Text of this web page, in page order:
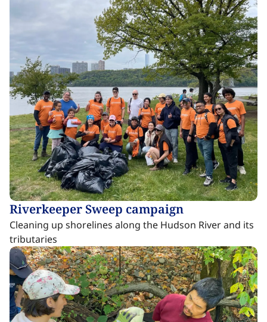
Riverkeeper Sweep campaign​​​​‌ ‍ ​‍​‍‌‍ ‌ ​‍‌‍‍‌‌‍‌ ‌‍‍‌‌‍ ‍​‍​‍​ ‍‍​‍​‍‌ ​ ‌‍​‌‌‍ ‍‌‍‍‌‌ ‌​‌ ‍‌​‍ ‍‌‍‍‌‌‍ ​‍​‍​‍ ​​‍​‍‌‍‍​‌ ​‍‌‍‌‌‌‍‌‍​‍​‍​ ‍‍​‍​‍‌‍‍​‌ ‌​‌ ‌​‌ ​​‌ ​ ​ ‍‍​‍ ​‍ ‌‍​ ‌‍ ‌‌ ​ ​‍ ‍‌‍ ‌‌‍​‌‌‍‍‌‌‍ ‍​‍ ‍​ ​‍​ ​​​ ​‍​ ‌​‌ ​‍‌‍‌‌‌‍‌​‌‍‌‌‌ ​ ‌‍‍‌‌‍‌ ‌‍ ‍​‍ ‍‌ ​‍‌‍‍‌‌ ‌‍‌‍‌‌‌ ​‍‌‍‍ ‌‍‌‌‌‍‌‌‌ ​​‌‍‌‌‌ ​‍​‍ ‍‌‍ ‌ ​‍‌‍‌ ​‍ ‌‍‍‌‌‍ ‍‌ ‌​‌‍‌‌‌‍ ‍‌ ‌​​‍ ‌‍‌‌‌‍‌​‌‍‍‌‌ ‌​​‍ ‌‍ ‌‌‍ ‌‍‌​‌‍‌‌​ ‌‌ ​​‌ ​‍‌‍‌‌‌ ​ ‌‍‌‌‌‍ ‍‌ ‌​‌‍​‌‌ ‌​‌‍‍‌‌‍ ‌‍ ‍​ ‍ ‌‍‍‌‌‍‌​​ ‌‌‍‌‌‌‍‌​​ ​​​ ‍​​ ​​​ ​‌‌‍​‍​ ‌‌​‍ ‌​ ‌​‌‍‌​​ ‌‌​ ‌​​‍ ‌​ ‌​​ ‌‍‌‍‌‌​ ‌‍​‍ ‌​ ‍​​ ‍​‌‍​‌​ ‌‌​‍ ‌​ ‌‍​ ​​‌‍​‌‌‍​‌‌‍‌‍​ ‌​​ ​ ​ ‌‍​ ‌‌​ ​​​ ​​​ ‌ ​ ‍ ‌ ‌​‌ ‍‌‌ ​​‌‍‌‌​ ‌‌‍​ ‌‍​‌‌‍ ‌‌ ​​‌‍​‌‌‍‍‌‌‍‌ ‌‍ ‍​ ‍ ‌ ​​‌‍​‌‌ ‌​‌‍‍​​ ‌‌ ‌​‌‍‍‌‌ ‌​‌‍ ​‌‍‌‌​ ‌‍​‍‌‍​‌‌ ​ ‌‍‌‌‌‌‌‌‌ ​‍‌‍ ​​ ‌‌‍‍​‌ ‌​‌ ‌​‌ ​​‌ ​ ​‍‌‌​ ​ ‌​​‌​‍‌‌​ ​‍‌​‌‍​‍‌‌​ ​‍‌​‌‍‌‍​ ‌‍ ‌‌ ​ ​‍ ‍‌‍ ‌‌‍​‌‌‍‍‌‌‍ ‍​‍ ‍​ ​‍​ ​​​ ​‍​ ‌​‌ ​‍‌‍‌‌‌‍‌​‌‍‌‌‌ ​ ‌‍‍‌‌‍‌ ‌‍ ‍​‍ ‍‌ ​‍‌‍‍‌‌ ‌‍‌‍‌‌‌ ​‍‌‍‍ ‌‍‌‌‌‍‌‌‌ ​​‌‍‌‌‌ ​‍​‍ ‍‌‍ ‌ ​‍‌‍‌ ​‍‌‍‌‍‍‌‌‍‌​​ ‌‌‍‌‌‌‍‌​​ ​​​ ‍​​ ​​​ ​‌‌‍​‍​ ‌‌​‍ ‌​ ‌​‌‍‌​​ ‌‌​ ‌​​‍ ‌​ ‌​​ ‌‍‌‍‌‌​ ‌‍​‍ ‌​ ‍​​ ‍​‌‍​‌​ ‌‌​‍ ‌​ ‌‍​ ​​‌‍​‌‌‍​‌‌‍‌‍​ ‌​​ ​ ​ ‌‍​ ‌‌​ ​​​ ​​​ ‌ ​‍‌‍‌ ‌​‌ ‍‌‌ ​​‌‍‌‌​ ‌‌‍​ ‌‍​‌‌‍ ‌‌ ​​‌‍​‌‌‍‍‌‌‍‌ ‌‍ ‍​‍‌‍‌ ​​‌‍​‌‌ ‌​‌‍‍​​ ‌‌ ‌​‌‍‍‌‌ ‌​‌‍ ​‌‍‌‌​‍‌‍‌ ​​‌‍‌‌‌ ​‍‌ ​ ‌ ​​‌‍‌‌‌‍​ ‌ ‌​‌‍‍‌‌ ‌‍‌‍‌‌​ ‌‌ ​​‌ ‌‌‌‍​‍‌‍ ​‌‍‍‌‌ ​ ‌‍‍​‌‍‌‌‌‍‌​​‍​‍‌ ‌
Cleaning up shorelines along the Hudson River and its
tributaries​​​​‌ ‍ ​‍​‍‌‍ ‌ ​‍‌‍‍‌‌‍‌ ‌‍‍‌‌‍ ‍​‍​‍​ ‍‍​‍​‍‌ ​ ‌‍​‌‌‍ ‍‌‍‍‌‌ ‌​‌ ‍‌​‍ ‍‌‍‍‌‌‍ ​‍​‍​‍ ​​‍​‍‌‍‍​‌ ​‍‌‍‌‌‌‍‌‍​‍​‍​ ‍‍​‍​‍‌‍‍​‌ ‌​‌ ‌​‌ ​​‌ ​ ​ ‍‍​‍ ​‍ ‌‍​ ‌‍ ‌‌ ​ ​‍ ‍‌‍ ‌‌‍​‌‌‍‍‌‌‍ ‍​‍ ‍​ ​‍​ ​​​ ​‍​ ‌​‌ ​‍‌‍‌‌‌‍‌​‌‍‌‌‌ ​ ‌‍‍‌‌‍‌ ‌‍ ‍​‍ ‍‌ ​‍‌‍‍‌‌ ‌‍‌‍‌‌‌ ​‍‌‍‍ ‌‍‌‌‌‍‌‌‌ ​​‌‍‌‌‌ ​‍​‍ ‍‌‍ ‌ ​‍‌‍‌ ​‍ ‌‍‍‌‌‍ ‍‌ ‌​‌‍‌‌‌‍ ‍‌ ‌​​‍ ‌‍‌‌‌‍‌​‌‍‍‌‌ ‌​​‍ ‌‍ ‌‌‍ ‌‍‌​‌‍‌‌​ ‌‌ ​​‌ ​‍‌‍‌‌‌ ​ ‌‍‌‌‌‍ ‍‌ ‌​‌‍​‌‌ ‌​‌‍‍‌‌‍ ‌‍ ‍​ ‍ ‌‍‍‌‌‍‌​​ ‌‌‍‌‌‌‍‌​​ ​​​ ‍​​ ​​​ ​‌‌‍​‍​ ‌‌​‍ ‌​ ‌​‌‍‌​​ ‌‌​ ‌​​‍ ‌​ ‌​​ ‌‍‌‍‌‌​ ‌‍​‍ ‌​ ‍​​ ‍​‌‍​‌​ ‌‌​‍ ‌​ ‌‍​ ​​‌‍​‌‌‍​‌‌‍‌‍​ ‌​​ ​ ​ ‌‍​ ‌‌​ ​​​ ​​​ ‌ ​ ‍ ‌ ‌​‌ ‍‌‌ ​​‌‍‌‌​ ‌‌‍​ ‌‍​‌‌‍ ‌‌ ​​‌‍​‌‌‍‍‌‌‍‌ ‌‍ ‍​ ‍ ‌ ​​‌‍​‌‌ ‌​‌‍‍​​ ‌‌ ​ ‌‍‍​‌‍ ‌ ​‍‌ ‌​‌​‌​‌‍‌‌‌ ​ ‌‍​ ‌ ​‍‌‍‍‌‌ ​​‌ ‌​‌‍‍‌‌‍ ‌‍ ‍​ ‌‍​‍‌‍​‌‌ ​ ‌‍‌‌‌‌‌‌‌ ​‍‌‍ ​​ ‌‌‍‍​‌ ‌​‌ ‌​‌ ​​‌ ​ ​‍‌‌​ ​ ‌​​‌​‍‌‌​ ​‍‌​‌‍​‍‌‌​ ​‍‌​‌‍‌‍​ ‌‍ ‌‌ ​ ​‍ ‍‌‍ ‌‌‍​‌‌‍‍‌‌‍ ‍​‍ ‍​ ​‍​ ​​​ ​‍​ ‌​‌ ​‍‌‍‌‌‌‍‌​‌‍‌‌‌ ​ ‌‍‍‌‌‍‌ ‌‍ ‍​‍ ‍‌ ​‍‌‍‍‌‌ ‌‍‌‍‌‌‌ ​‍‌‍‍ ‌‍‌‌‌‍‌‌‌ ​​‌‍‌‌‌ ​‍​‍ ‍‌‍ ‌ ​‍‌‍‌ ​‍‌‍‌‍‍‌‌‍‌​​ ‌‌‍‌‌‌‍‌​​ ​​​ ‍​​ ​​​ ​‌‌‍​‍​ ‌‌​‍ ‌​ ‌​‌‍‌​​ ‌‌​ ‌​​‍ ‌​ ‌​​ ‌‍‌‍‌‌​ ‌‍​‍ ‌​ ‍​​ ‍​‌‍​‌​ ‌‌​‍ ‌​ ‌‍​ ​​‌‍​‌‌‍​‌‌‍‌‍​ ‌​​ ​ ​ ‌‍​ ‌‌​ ​​​ ​​​ ‌ ​‍‌‍‌ ‌​‌ ‍‌‌ ​​‌‍‌‌​ ‌‌‍​ ‌‍​‌‌‍ ‌‌ ​​‌‍​‌‌‍‍‌‌‍‌ ‌‍ ‍​‍‌‍‌ ​​‌‍​‌‌ ‌​‌‍‍​​ ‌‌ ​ ‌‍‍​‌‍ ‌ ​‍‌ ‌​‌​‌​‌‍‌‌‌ ​ ‌‍​ ‌ ​‍‌‍‍‌‌ ​​‌ ‌​‌‍‍‌‌‍ ‌‍ ‍​‍‌‍‌ ​​‌‍‌‌‌ ​‍‌ ​ ‌ ​​‌‍‌‌‌‍​ ‌ ‌​‌‍‍‌‌ ‌‍‌‍‌‌​ ‌‌ ​​‌ ‌‌‌‍​‍‌‍ ​‌‍‍‌‌ ​ ‌‍‍​‌‍‌‌‌‍‌​​‍​‍‌ ‌